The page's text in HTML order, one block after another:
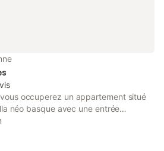
occuperez un appartement situé
néo basque avec une entrée
2 chambres et la pièce de vie
avec une vue dégagée sur les
terrasse de 21 m2 vous pourrez